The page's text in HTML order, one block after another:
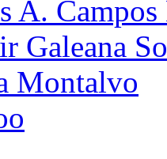
A.
Galeana
Montalvo